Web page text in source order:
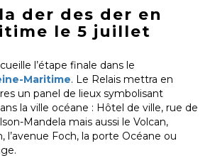
der des der en
le 5 juillet
l’étape finale dans le
Maritime. Le Relais mettra en
un panel de lieux symbolisant
la ville océane : Hôtel de ville, rue de
Mandela mais aussi le Volcan,
l’avenue Foch, la porte Océane ou